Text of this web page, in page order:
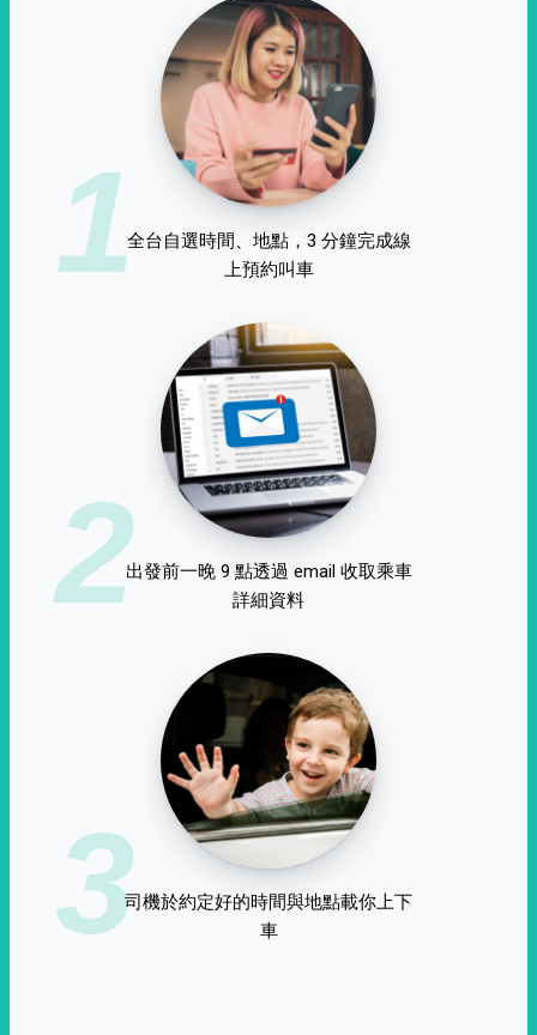
1全台自選時間、地點，3 分鐘完成線
上預約叫車
2出發前一晚 9 點透過 email 收取乘車
詳細資料
3司機於約定好的時間與地點載你上下
車